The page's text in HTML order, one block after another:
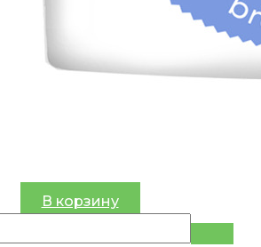
В корзину